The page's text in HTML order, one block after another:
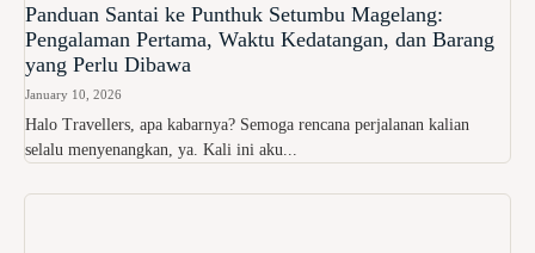
Panduan Santai ke Punthuk Setumbu Magelang:
Pengalaman Pertama, Waktu Kedatangan, dan Barang
yang Perlu Dibawa
January 10, 2026
Halo Travellers, apa kabarnya? Semoga rencana perjalanan kalian
selalu menyenangkan, ya. Kali ini aku...